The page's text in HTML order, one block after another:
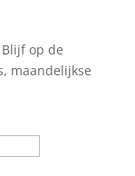
op de
maandelijkse